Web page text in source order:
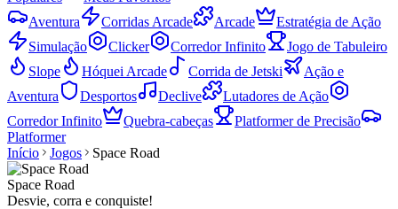
Aventura
Corridas Arcade Arcade
Estratégia de Ação
Simulação
Clicker Corredor Infinito
Jogo de Tabuleiro
Slope
Hóquei Arcade Corrida de Jetski
Ação e
Aventura
Desportos Declive
Lutadores de Ação
Corredor Infinito
Quebra-cabeças
Platformer de Precisão
Platformer
Início
Jogos Space Road
Space Road
Desvie, corra e conquiste!